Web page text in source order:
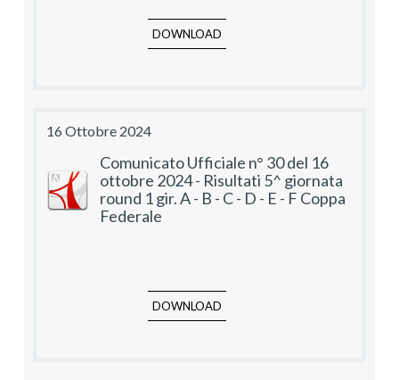
DOWNLOAD
16 Ottobre 2024
Comunicato Ufficiale n° 30 del 16
ottobre 2024 - Risultati 5^ giornata
round 1 gir. A - B - C - D - E - F Coppa
Federale
DOWNLOAD